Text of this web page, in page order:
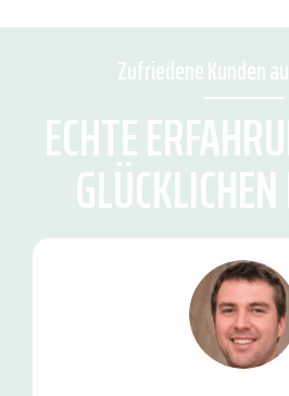
Zufriedene Kunden
ECHTE